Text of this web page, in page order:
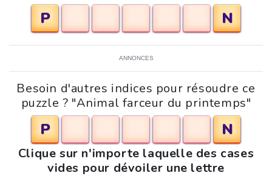
P
N
ANNONCES
Besoin d'autres indices pour résoudre ce
puzzle ? "Animal farceur du printemps"
P N
Clique sur n'importe laquelle des cases
vides pour dévoiler une lettre